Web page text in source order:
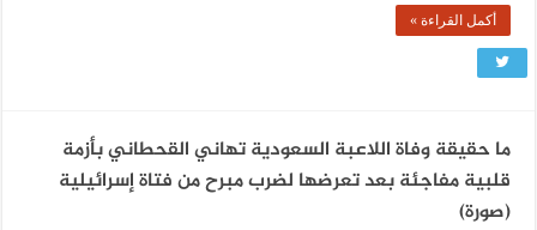
أكمل القراءة »
ما حقيقة وفاة اللاعبة السعودية تهاني القحطاني بأزمة
قلبية مفاجئة بعد تعرضها لضرب مبرح من فتاة إسرائيلية
(صورة)